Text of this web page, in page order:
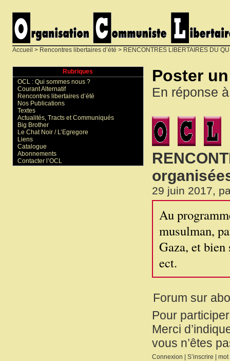
Accueil > Rencontres libertaires d’été > RENCONTRES LIBERTAIRES DU
Poster
En réponse
29 juin 2017,
Au
musulman,
Gaza, et
ect.
Forum sur
Pour
Merci
vous n’êtes
Connexion | S’inscrire | mot
Rubriques
OCL : Qui sommes nous ?
Courant Alternatif
Rencontres libertaires d’été
Nos Publications
Textes
Actualités, Tracts et Communiqués
Big Brother
Le Chat Noir / L’Egregore
Liens
Catalogue
Abonnements
Contacter l’OCL